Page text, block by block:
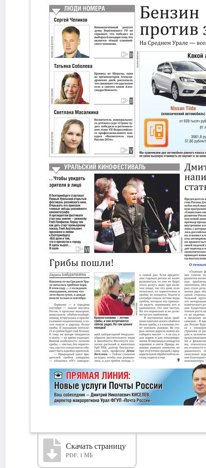
Скачать страницу
PDF, 1 МБ